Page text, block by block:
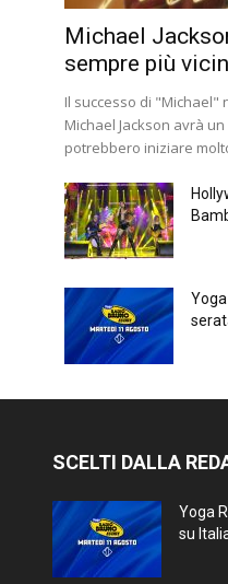
Michael
sempre più
Il successo di "Michael"
Michael Jackson avrà
potrebbero iniziare
SCELTI DALLA
Yoga
su